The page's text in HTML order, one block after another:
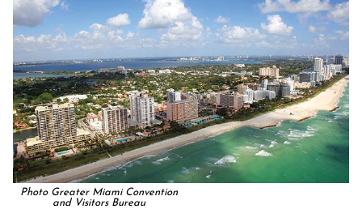
Photo Greater Miami Convention
and Visitors Bureau